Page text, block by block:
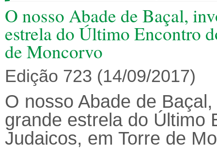
O nosso Abade de Baçal,
estrela do Último Encontro
de Moncorvo
Edição 723 (14/09/2017)
O nosso Abade de
grande estrela do Último
Judaicos, em Torre de